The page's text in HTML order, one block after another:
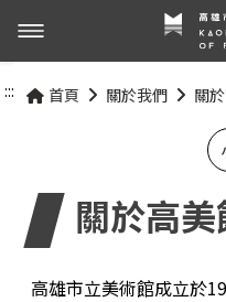
展覽與活動
展覽資訊
關於我們
::: 首頁 關於我們 關
關於高美
高雄市立美術館成立於